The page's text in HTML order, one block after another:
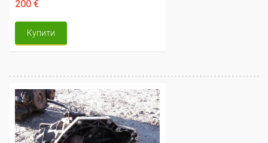
200 €
Купити